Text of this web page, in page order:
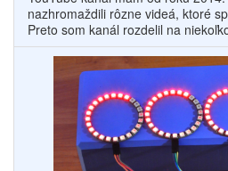
nazhromaždili rôzne videá, ktoré
Preto som kanál rozdelil na